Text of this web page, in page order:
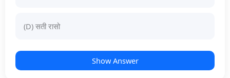
(D) सती रासो
Show Answer